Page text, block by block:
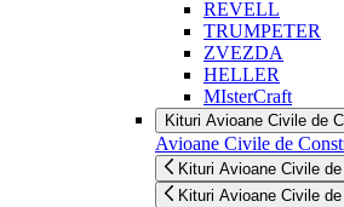
REVELL
TRUMPETER
ZVEZDA
HELLER
MIsterCraft
Kituri Avioane Civile de
Avioane Civile de
Kituri Avioane Civile
Kituri Avioane Civile